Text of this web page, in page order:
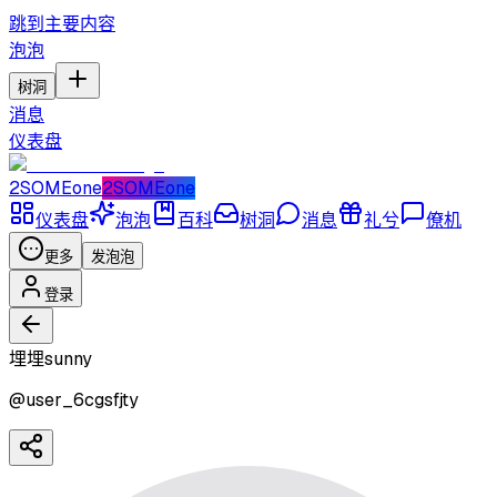
跳到主要内容
泡泡
树洞
消息
仪表盘
2SOMEone2SOMEone
仪表盘
泡泡 百科 树洞 消息 礼兮 僚机
更多 发泡泡
登录
埋埋sunny
@user_6cgsfjty